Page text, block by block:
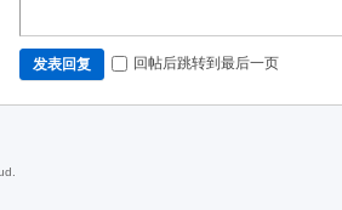
发表回复 回帖后跳转到最后一页